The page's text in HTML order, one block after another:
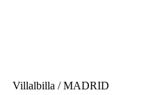
Villalbilla / MADRID